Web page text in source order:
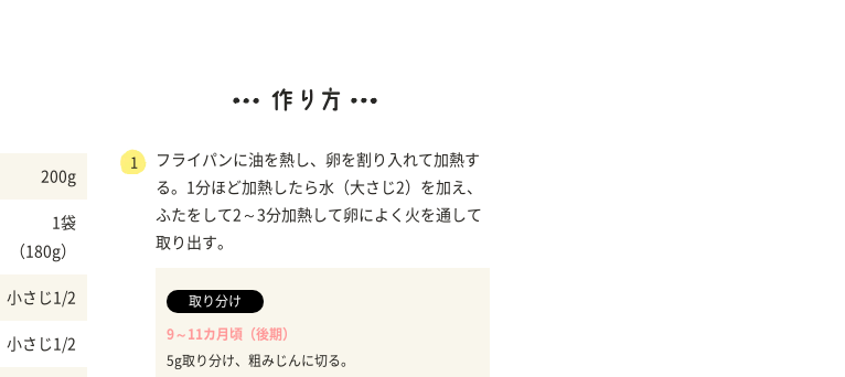
200g
1袋
（180g）
小さじ1/2
小さじ1/2
1
フライパンに油を熱し、卵を割り入れて加熱す
る。1分ほど加熱したら水（大さじ2）を加え、
ふたをして2～3分加熱して卵によく火を通して
取り出す。
取り分け
9～11カ月頃（後期）
5g取り分け、粗みじんに切る。